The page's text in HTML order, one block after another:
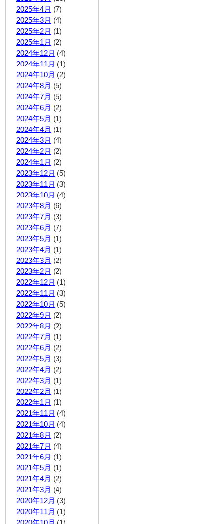
2025年4月 (7)
2025年3月 (4)
2025年2月 (1)
2025年1月 (2)
2024年12月 (4)
2024年11月 (1)
2024年10月 (2)
2024年8月 (5)
2024年7月 (5)
2024年6月 (2)
2024年5月 (1)
2024年4月 (1)
2024年3月 (4)
2024年2月 (2)
2024年1月 (2)
2023年12月 (5)
2023年11月 (3)
2023年10月 (4)
2023年8月 (6)
2023年7月 (3)
2023年6月 (7)
2023年5月 (1)
2023年4月 (1)
2023年3月 (2)
2023年2月 (2)
2022年12月 (1)
2022年11月 (3)
2022年10月 (5)
2022年9月 (2)
2022年8月 (2)
2022年7月 (1)
2022年6月 (2)
2022年5月 (3)
2022年4月 (2)
2022年3月 (1)
2022年2月 (1)
2022年1月 (1)
2021年11月 (4)
2021年10月 (4)
2021年8月 (2)
2021年7月 (4)
2021年6月 (1)
2021年5月 (1)
2021年4月 (2)
2021年3月 (4)
2020年12月 (3)
2020年11月 (1)